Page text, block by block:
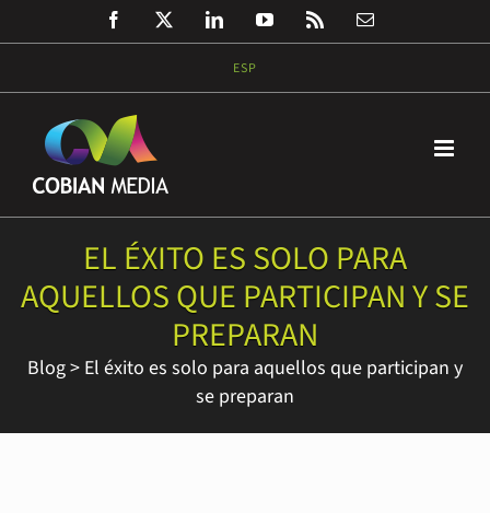
al
FacebookTwitterLinkedInYouTube
Correo
ESP
EL ÉXITO ES SOLO PARA
AQUELLOS QUE PARTICIPAN Y SE
PREPARAN
Blog> El éxito es solo para aquellos que participan y
se preparan